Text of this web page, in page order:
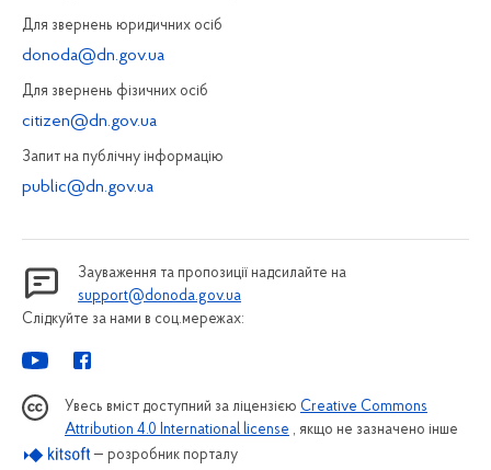
Для звернень юридичних осiб
donoda@dn.gov.ua
Для звернень фізичних осiб
citizen@dn.gov.ua
Запит на публiчну інформацiю
public@dn.gov.ua
Зауваження та пропозиції надсилайте на
support@donoda.gov.ua
Слідкуйте за нами в соц.мережах:
Увесь вміст доступний за ліцензією Creative Commons
Attribution 4.0 International license , якщо не зазначено інше
— розробник порталу